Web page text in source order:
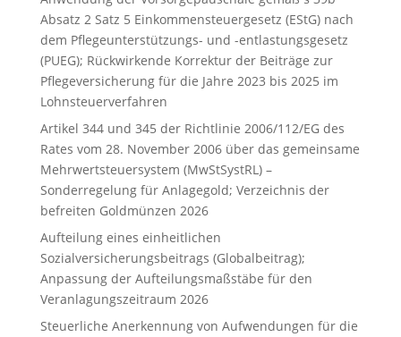
Absatz 2 Satz 5 Einkommensteuergesetz (EStG) nach
dem Pflegeunterstützungs- und -entlastungsgesetz
(PUEG); Rückwirkende Korrektur der Beiträge zur
Pflegeversicherung für die Jahre 2023 bis 2025 im
Lohnsteuerverfahren
Artikel 344 und 345 der Richtlinie 2006/112/EG des
Rates vom 28. November 2006 über das gemeinsame
Mehrwertsteuersystem (MwStSystRL) –
Sonderregelung für Anlagegold; Verzeichnis der
befreiten Goldmünzen 2026
Aufteilung eines einheitlichen
Sozialversicherungsbeitrags (Globalbeitrag);
Anpassung der Aufteilungsmaßstäbe für den
Veranlagungszeitraum 2026
Steuerliche Anerkennung von Aufwendungen für die